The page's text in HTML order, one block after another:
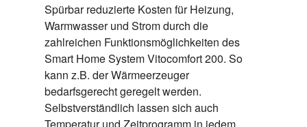
Spürbar reduzierte Kosten für Heizung,
Warmwasser und Strom durch die
zahlreichen Funktionsmöglichkeiten des
Smart Home System Vitocomfort 200. So
kann z.B. der Wärmeerzeuger
bedarfsgerecht geregelt werden.
Selbstverständlich lassen sich auch
Temperatur und Zeitprogramm in jedem